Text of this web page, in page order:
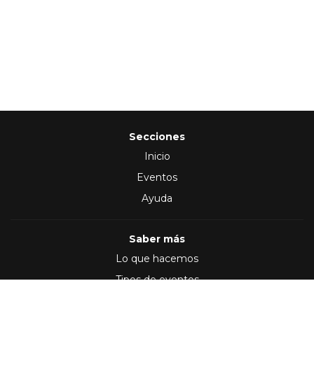
Secciones
Inicio
Eventos
Ayuda
Saber más
Lo que hacemos
Tipos de eventos